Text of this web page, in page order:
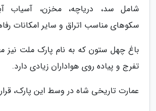
شامل سد، دریاچه، مخزن، آسیاب
سکوهای مناسب اتراق و سایر امکانات
باغ چهل ستون که به نام پارک ملت نیز
تفرج و پیاده روی هواداران زیادی دارد.
عمارت تاریخی شاه در وسط این پارک،